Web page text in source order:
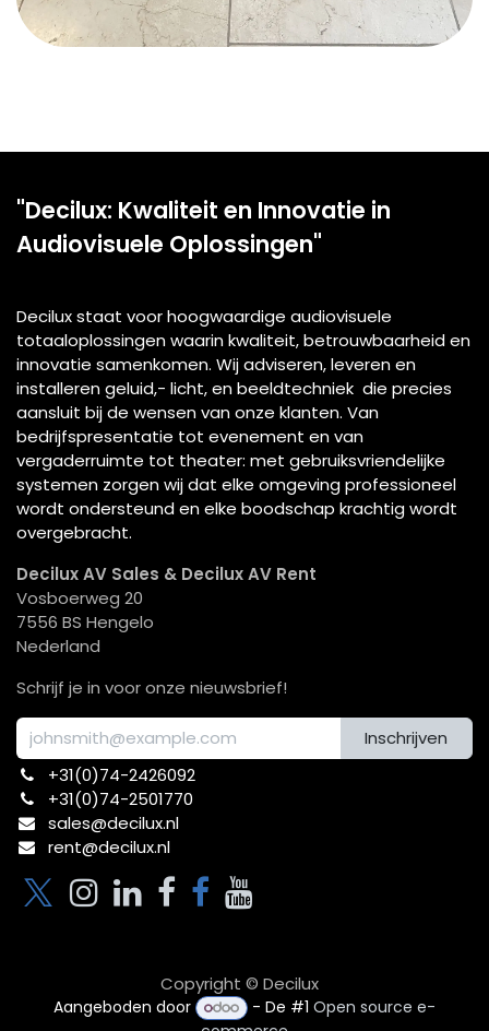
"Decilux: Kwaliteit en Innovatie in
Audiovisuele Oplossingen"
Decilux staat voor hoogwaardige audiovisuele
totaaloplossingen waarin kwaliteit, betrouwbaarheid en
innovatie samenkomen. Wij adviseren, leveren en
installeren geluid,- licht, en beeldtechniek die precies
aansluit bij de wensen van onze klanten. Van
bedrijfspresentatie tot evenement en van
vergaderruimte tot theater: met gebruiksvriendelijke
systemen zorgen wij dat elke omgeving professioneel
wordt ondersteund en elke boodschap krachtig wordt
overgebracht.
Decilux AV Sales & Decilux AV Rent
Vosboerweg 20
7556 BS Hengelo
Nederland
Schrijf je in voor onze nieuwsbrief!
Inschrijven
+31(0)74-2426092​
+31(0)74-2501770
sales@decilux.nl
rent@decilux.nl
Copyright © Decilux
Aangeboden door - De #1Open source e-